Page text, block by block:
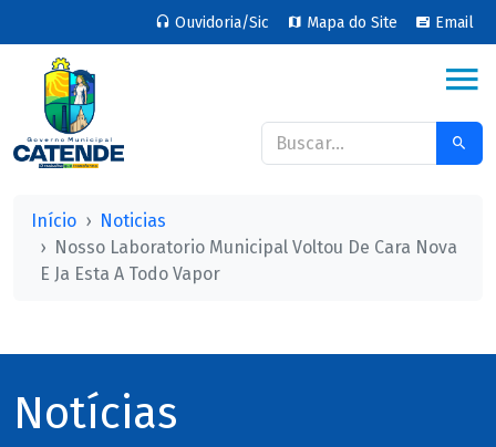
Ouvidoria/Sic Mapa do Site Email
Início
Noticias
Nosso Laboratorio Municipal Voltou De Cara Nova
E Ja Esta A Todo Vapor
Notícias